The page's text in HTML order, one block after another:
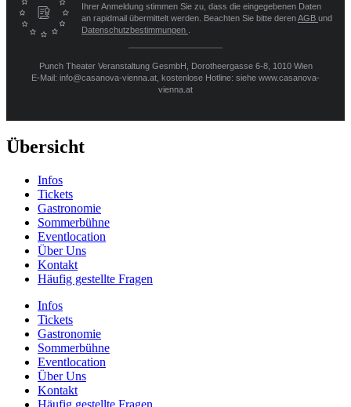
Ihrer Anmeldung stimmen Sie zu, dass die eingegebenen Daten
an rapidmail übermittelt werden. Beachten Sie bitte derenAGB und
Datenschutzbestimmungen
Punch Theater Veranstaltung GesmbH, Dorotheergasse 6-8, 1010 Wien
E-Mail: info@casanova-vienna.at, kostenlose Hotline: siehe www.casanova-
vienna.at
Übersicht
Infos
Tickets
Gastronomie
Sommerbühne
Eventlocation
Über Uns
Kontakt
Häufig gestellte Fragen
Infos
Tickets
Gastronomie
Sommerbühne
Eventlocation
Über Uns
Kontakt
Häufig gestellte Fragen